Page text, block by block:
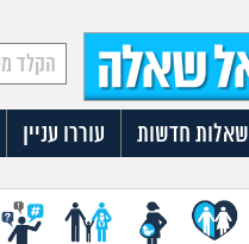
שאלות חדשות עוררו עניין